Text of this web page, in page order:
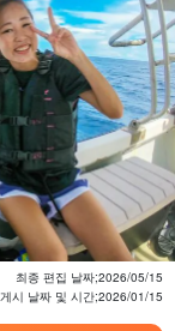
최종 편집 날짜;2026/05/15
게시 날짜 및 시간;2026/01/15